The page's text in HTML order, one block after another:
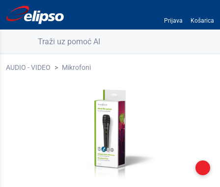
Prijava Košarica
Traži uz pomoć AI
AUDIO - VIDEO Mikrofoni